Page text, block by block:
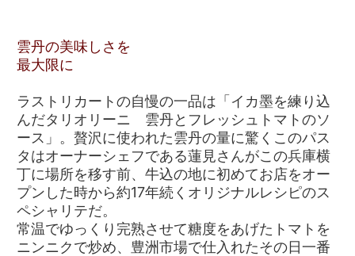
雲丹の美味しさを
最大限に
ラストリカートの自慢の一品は「イカ墨を練り込
んだタリオリーニ 雲丹とフレッシュトマトのソ
ース」。贅沢に使われた雲丹の量に驚くこのパス
タはオーナーシェフである蓮見さんがこの兵庫横
丁に場所を移す前、牛込の地に初めてお店をオー
プンした時から約17年続くオリジナルレシピのス
ペシャリテだ。
常温でゆっくり完熟させて糖度をあげたトマトを
ニンニクで炒め、豊洲市場で仕入れたその日一番